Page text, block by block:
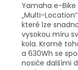
Yamaha e-
„Multi-
které lze
vysokou míru
kola. Kromě
a 630Wh se
nosiče dalšími